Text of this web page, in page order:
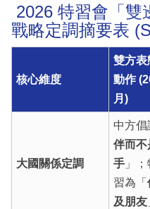
2026 特習會「雙
戰略定調摘要表
核心維度
雙方表
動作
月)
大國關係定調
中方倡
伴而不
手」；
習為「
及朋友